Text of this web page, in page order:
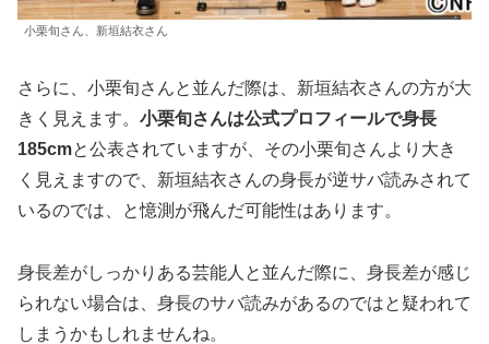
小栗旬さん、新垣結衣さん
さらに、小栗旬さんと並んだ際は、新垣結衣さんの方が大
きく見えます。 小栗旬さんは公式プロフィールで身長
185cmと公表されていますが、その小栗旬さんより大き
く見えますので、新垣結衣さんの身長が逆サバ読みされて
いるのでは、と憶測が飛んだ可能性はあります。
身長差がしっかりある芸能人と並んだ際に、身長差が感じ
られない場合は、身長のサバ読みがあるのではと疑われて
しまうかもしれませんね。